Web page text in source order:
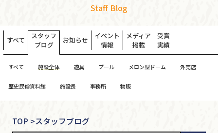
Staff Blog
すべて
スタッフ
ブログ
お知らせ
イベント
情報
メディア
掲載
受賞
実績
すべて 施設全体 遊具 プール メロン型ドーム 外売店
歴史民俗資料館 施設長 事務所 物販
TOP >スタッフブログ